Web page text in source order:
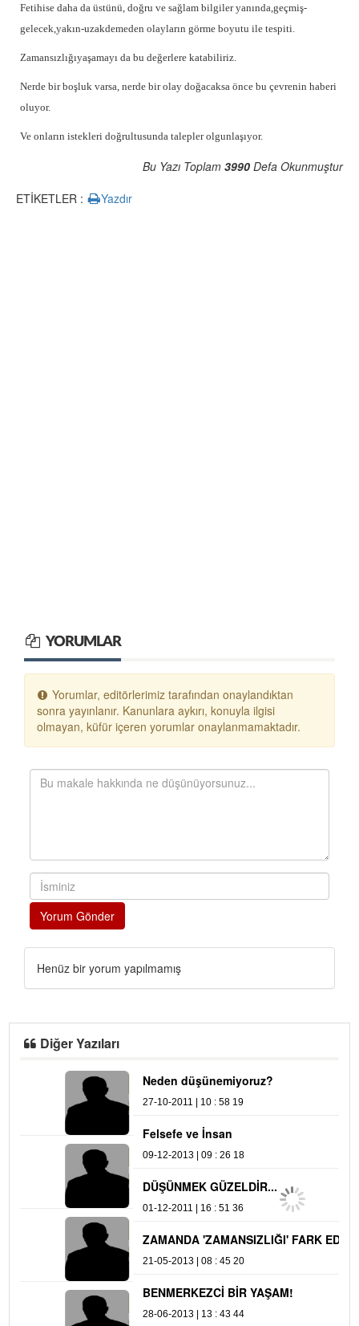
Fetihise daha da üstünü, doğru ve sağlam bilgiler yanında,geçmiş-
gelecek,yakın-uzakdemeden olayların görme boyutu ile tespiti.
Zamansızlığıyaşamayı da bu değerlere katabiliriz.
Nerde bir boşluk varsa, nerde bir olay doğacaksa önce bu çevrenin haberi
oluyor.
Ve onların istekleri doğrultusunda talepler olgunlaşıyor.
Bu Yazı Toplam 3990 Defa Okunmuştur
ETİKETLER :
Yazdır
YORUMLAR
Yorumlar, editörlerimiz tarafından onaylandıktan
sonra yayınlanır. Kanunlara aykırı, konuyla ilgisi
olmayan, küfür içeren yorumlar onaylanmamaktadır.
Yorum Gönder
Henüz bir yorum yapılmamış
Diğer Yazıları
Neden düşünemiyoruz?
27-10-2011 | 10 : 58 19
Felsefe ve İnsan
09-12-2013 | 09 : 26 18
DÜŞÜNMEK GÜZELDİR...
01-12-2011 | 16 : 51 36
ZAMANDA 'ZAMANSIZLIĞI' FARK EDEBİLMEK
21-05-2013 | 08 : 45 20
BENMERKEZCİ BİR YAŞAM!
28-06-2013 | 13 : 43 44